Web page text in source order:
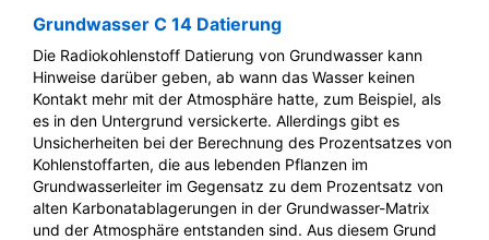
Grundwasser C 14 Datierung
Die Radiokohlenstoff Datierung von Grundwasser kann
Hinweise darüber geben, ab wann das Wasser keinen
Kontakt mehr mit der Atmosphäre hatte, zum Beispiel, als
es in den Untergrund versickerte. Allerdings gibt es
Unsicherheiten bei der Berechnung des Prozentsatzes von
Kohlenstoffarten, die aus lebenden Pflanzen im
Grundwasserleiter im Gegensatz zu dem Prozentsatz von
alten Karbonatablagerungen in der Grundwasser-Matrix
und der Atmosphäre entstanden sind. Aus diesem Grund